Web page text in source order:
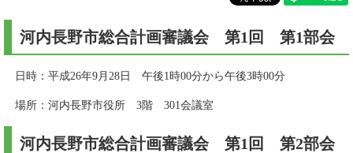
河内長野市総合計画審議会 第1回 第1部会
日時：平成26年9月28日 午後1時00分から午後3時00分
場所：河内長野市役所 3階 301会議室
河内長野市総合計画審議会 第1回 第2部会